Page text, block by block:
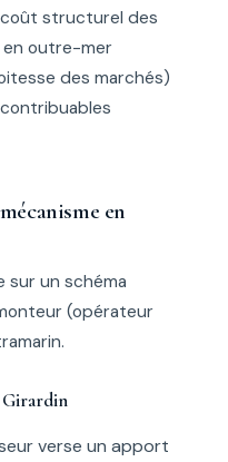
structurel des
outre-mer
des marchés)
en
sur un schéma
(opérateur
Girardin
verse un apport